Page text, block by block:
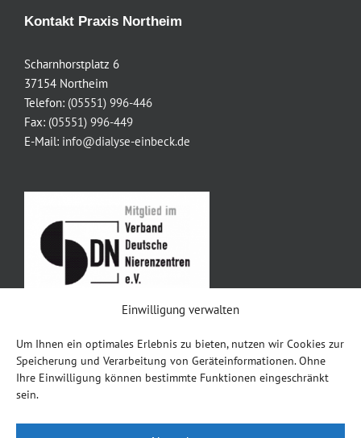
Einwilligung verwalten
Um Ihnen ein optimales Erlebnis zu bieten, nutzen wir Cookies zur
Speicherung und Verarbeitung von Geräteinformationen. Ohne
Ihre Einwilligung können bestimmte Funktionen eingeschränkt
sein.
Kontakt Praxis Northeim
Scharnhorstplatz 6
37154 Northeim
Telefon: (05551) 996-446
Fax: (05551) 996-449
E-Mail: info@dialyse-einbeck.de
Impressum
Datenschutz